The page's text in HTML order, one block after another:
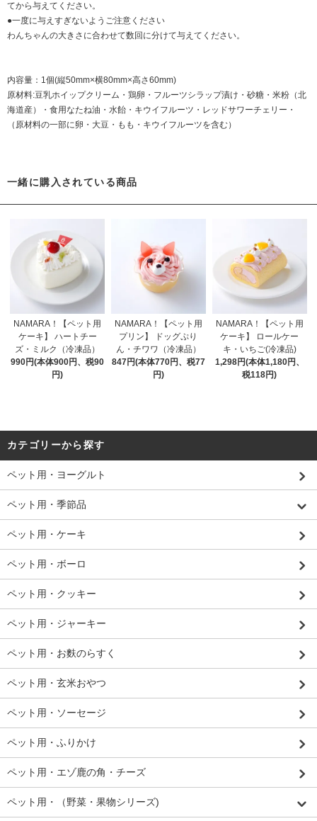
てから与えてください。
●一度に与えすぎないようご注意ください
わんちゃんの大きさに合わせて数回に分けて与えてください。
内容量：1個(縦50mm×横80mm×高さ60mm)
原材料:豆乳ホイップクリーム・鶏卵・フルーツシラップ漬け・砂糖・米粉（北
海道産）・食用なたね油・水飴・キウイフルーツ・レッドサワーチェリー・
（原材料の一部に卵・大豆・もも・キウイフルーツを含む）
一緒に購入されている商品
NAMARA！【ペット用
ケーキ】 ハートチー
ズ・ミルク（冷凍品）
990円(本体900円、税90
円)
NAMARA！【ペット用
プリン】 ドッグぷり
ん・チワワ（冷凍品）
847円(本体770円、税77
円)
NAMARA！【ペット用
ケーキ】 ロールケー
キ・いちご(冷凍品)
1,298円(本体1,180円、
税118円)
カテゴリーから探す
ペット用・ヨーグルト
ペット用・季節品
ペット用・ケーキ
ペット用・ボーロ
ペット用・クッキー
ペット用・ジャーキー
ペット用・お麩のらすく
ペット用・玄米おやつ
ペット用・ソーセージ
ペット用・ふりかけ
ペット用・エゾ鹿の角・チーズ
ペット用・（野菜・果物シリーズ)